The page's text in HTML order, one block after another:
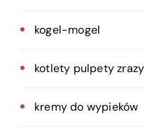
kogel-mogel
kotlety pulpety zrazy
kremy do wypieków